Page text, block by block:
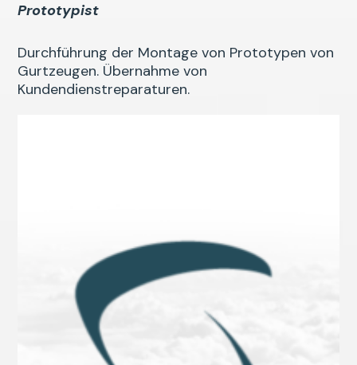
Prototypist
Durchführung der Montage von Prototypen von
Gurtzeugen. Übernahme von
Kundendienstreparaturen.